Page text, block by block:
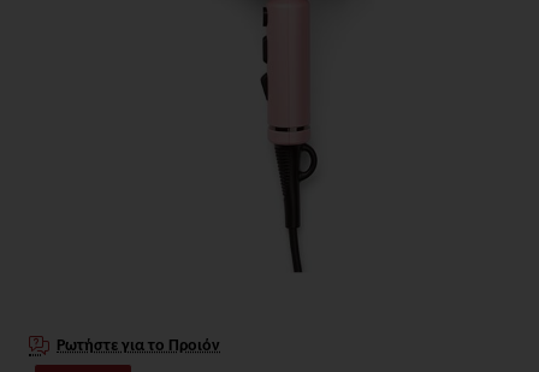
Ρωτήστε για το Προιόν